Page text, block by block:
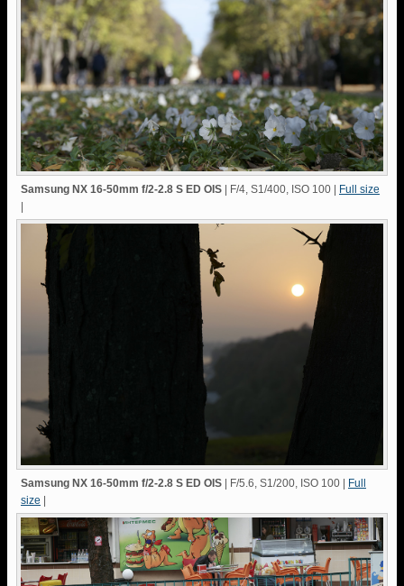
Samsung NX 16-50mm f/2-2.8 S ED OIS | F/4, S1/400, ISO 100 | Full size
|
Samsung NX 16-50mm f/2-2.8 S ED OIS | F/5.6, S1/200, ISO 100 |
Full
size